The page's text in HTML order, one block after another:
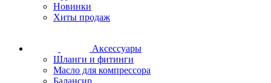
Новинки
Хиты продаж
Аксессуары
Шланги и фитинги
Масло для компрессора
Балансир